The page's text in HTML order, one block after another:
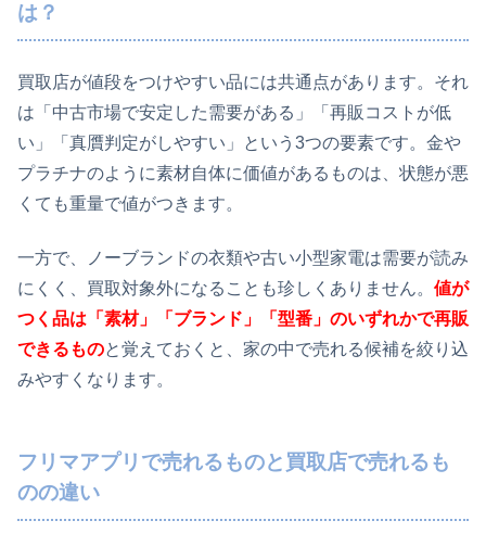
は？
買取店が値段をつけやすい品には共通点があります。それ
は「中古市場で安定した需要がある」「再販コストが低
い」「真贋判定がしやすい」という3つの要素です。金や
プラチナのように素材自体に価値があるものは、状態が悪
くても重量で値がつきます。
一方で、ノーブランドの衣類や古い小型家電は需要が読み
にくく、買取対象外になることも珍しくありません。 値が
つく品は「素材」「ブランド」「型番」のいずれかで再販
できるものと覚えておくと、家の中で売れる候補を絞り込
みやすくなります。
フリマアプリで売れるものと買取店で売れるも
のの違い